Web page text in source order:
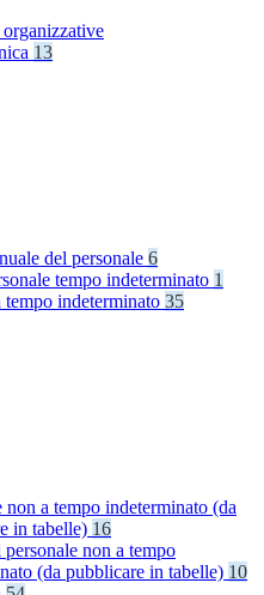
13
del personale 6
tempo indeterminato 1
tempo indeterminato 35
non a tempo indeterminato (da
in tabelle) 16
non a tempo
(da pubblicare in tabelle) 10